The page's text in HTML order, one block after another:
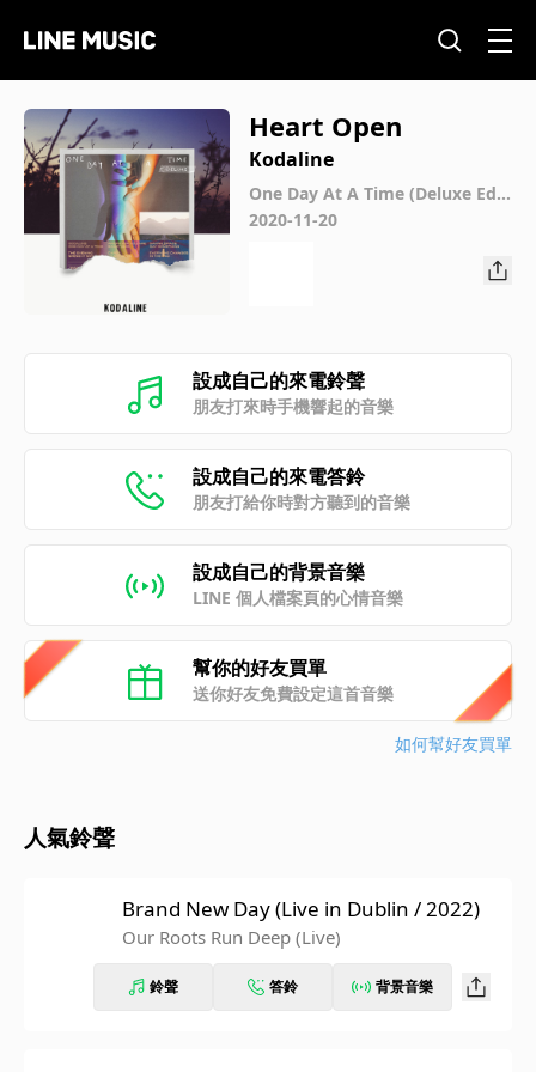
Heart Open
Kodaline
One Day At A Time (Deluxe Edit
ion)
2020-11-20
設成自己的來電鈴聲
朋友打來時手機響起的音樂
設成自己的來電答鈴
朋友打給你時對方聽到的音樂
設成自己的背景音樂
LINE 個人檔案頁的心情音樂
幫你的好友買單
送你好友免費設定這首音樂
如何幫好友買單
人氣鈴聲
Brand New Day (Live in Dublin / 2022)
Our Roots Run Deep (Live)
鈴聲 答鈴 背景音樂